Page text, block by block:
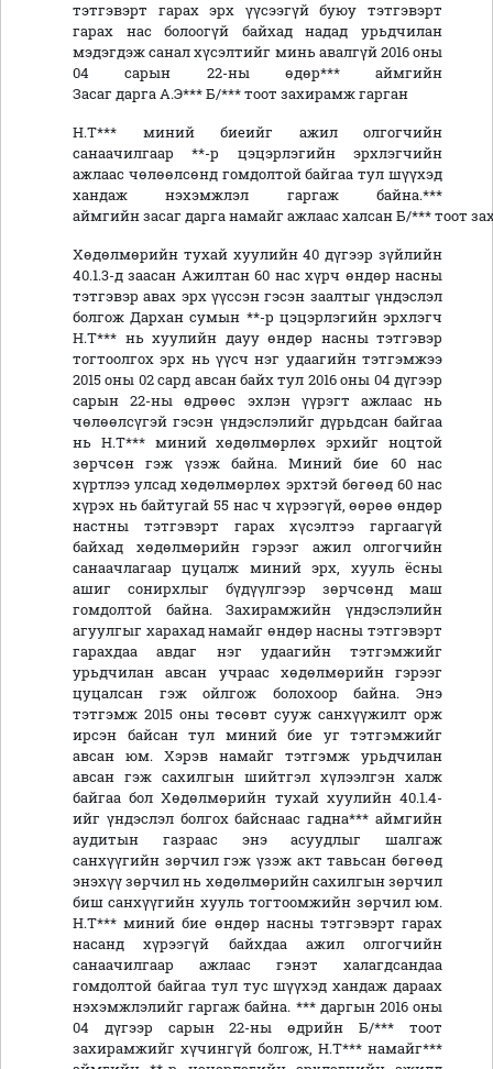
тэтгэвэрт гарах эрх үүсээгүй буюу тэтгэвэрт
гарах нас болоогүй байхад надад урьдчилан
мэдэгдэж санал хүсэлтийг минь авалгүй 2016 оны
04 сарын 22-ны өдөр*** аймгийн
Засаг дарга А.Э*** Б/*** тоот захирамж гарган
Н.Т*** миний биеийг ажил олгогчийн
санаачилгаар **-р цэцэрлэгийн эрхлэгчийн
ажлаас чөлөөлсөнд гомдолтой байгаа тул шүүхэд
хандаж нэхэмжлэл гаргаж байна.***
аймгийн засаг дарга намайг ажлаас халсан Б/*** тоот
Хөдөлмөрийн тухай хуулийн 40 дүгээр зүйлийн
40.1.3-д заасан Ажилтан 60 нас хүрч өндөр насны
тэтгэвэр авах эрх үүссэн гэсэн заалтыг үндэслэл
болгож Дархан сумын **-р цэцэрлэгийн эрхлэгч
Н.Т*** нь хуулийн дауу өндөр насны тэтгэвэр
тогтоолгох эрх нь үүсч нэг удаагийн тэтгэмжээ
2015 оны 02 сард авсан байх тул 2016 оны 04 дүгээр
сарын 22-ны өдрөөс эхлэн үүрэгт ажлаас нь
чөлөөлсүгэй гэсэн үндэслэлийг дүрьдсан байгаа
нь Н.Т*** миний хөдөлмөрлөх эрхийг ноцтой
зөрчсөн гэж үзэж байна. Миний бие 60 нас
хүртлээ улсад хөдөлмөрлөх эрхтэй бөгөөд 60 нас
хүрэх нь байтугай 55 нас ч хүрээгүй, өөрөө өндөр
настны тэтгэвэрт гарах хүсэлтээ гаргаагүй
байхад хөдөлмөрийн гэрээг ажил олгогчийн
санаачлагаар цуцалж миний эрх, хууль ёсны
ашиг сонирхлыг бүдүүлгээр зөрчсөнд маш
гомдолтой байна. Захирамжийн үндэслэлийн
агуулгыг харахад намайг өндөр насны тэтгэвэрт
гарахдаа авдаг нэг удаагийн тэтгэмжийг
урьдчилан авсан учраас хөдөлмөрийн гэрээг
цуцалсан гэж ойлгож болохоор байна. Энэ
тэтгэмж 2015 оны төсөвт сууж санхүүжилт орж
ирсэн байсан тул миний бие уг тэтгэмжийг
авсан юм. Хэрэв намайг тэтгэмж урьдчилан
авсан гэж сахилгын шийтгэл хүлээлгэн халж
байгаа бол Хөдөлмөрийн тухай хуулийн 40.1.4-
ийг үндэслэл болгох байснаас гадна*** аймгийн
аудитын газраас энэ асуудлыг шалгаж
санхүүгийн зөрчил гэж үзэж акт тавьсан бөгөөд
энэхүү зөрчил нь хөдөлмөрийн сахилгын зөрчил
биш санхүүгийн хууль тогтоомжийн зөрчил юм.
Н.Т*** миний бие өндөр насны тэтгэвэрт гарах
насанд хүрээгүй байхдаа ажил олгогчийн
санаачилгаар ажлаас гэнэт халагдсандаа
гомдолтой байгаа тул тус шүүхэд хандаж дараах
нэхэмжлэлийг гаргаж байна. *** даргын 2016 оны
04 дүгээр сарын 22-ны өдрийн Б/*** тоот
захирамжийг хүчингүй болгож, Н.Т*** намайг***